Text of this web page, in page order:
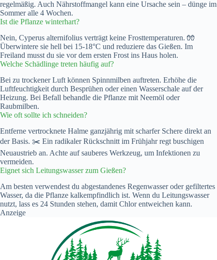
regelmäßig. Auch Nährstoffmangel kann eine Ursache sein – dünge im
Sommer alle 4 Wochen.
Ist die Pflanze winterhart?
Nein, Cyperus alternifolius verträgt keine Frosttemperaturen. 🧤
Überwintere sie hell bei 15-18°C und reduziere das Gießen. Im
Freiland musst du sie vor dem ersten Frost ins Haus holen.
Welche Schädlinge treten häufig auf?
Bei zu trockener Luft können Spinnmilben auftreten. Erhöhe die
Luftfeuchtigkeit durch Besprühen oder einen Wasserschale auf der
Heizung. Bei Befall behandle die Pflanze mit Neemöl oder
Raubmilben.
Wie oft sollte ich schneiden?
Entferne vertrocknete Halme ganzjährig mit scharfer Schere direkt an
der Basis. ✂️ Ein radikaler Rückschnitt im Frühjahr regt buschigen
Neuaustrieb an. Achte auf sauberes Werkzeug, um Infektionen zu
vermeiden.
Eignet sich Leitungswasser zum Gießen?
Am besten verwendest du abgestandenes Regenwasser oder gefiltertes
Wasser, da die Pflanze kalkempfindlich ist. Wenn du Leitungswasser
nutzt, lass es 24 Stunden stehen, damit Chlor entweichen kann.
Anzeige